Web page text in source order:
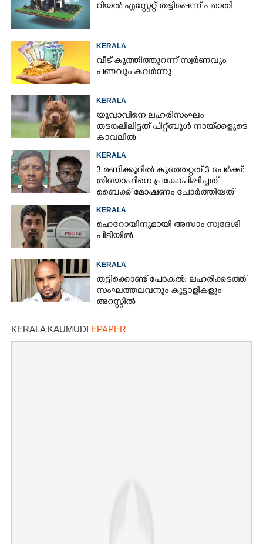
റിയൽ എസ്റ്റേറ്റ് തട്ടിപ്പെന്ന് പരാതി
KERALA
വീട് കുത്തിത്തുറന്ന് സ്വർണവും
പണവും കവർന്നു
KERALA
യുവാവിനെ ലഹരിസംഘം
തടങ്കലിലിട്ടത് പിറ്റ്ബുൾ നായ്‌ക്കളുടെ
കാവലിൽ
KERALA
3 മണിക്കൂറിൽ കുത്തേറ്റത് 3 പേർക്ക്:
തിയോഫിനെ പ്രകോപിപ്പിച്ചത്
ബൈക്ക് മോഷണം ചോർത്തിയത്
KERALA
ഹെറോയിനുമായി അസാം സ്വദേശി
പിടിയിൽ
KERALA
തട്ടിക്കൊണ്ട് പോകൽ: ലഹരിക്കടത്ത്
സംഘത്തലവനും കൂട്ടാളികളും
അറസ്റ്റിൽ
KERALA KAUMUDI EPAPER